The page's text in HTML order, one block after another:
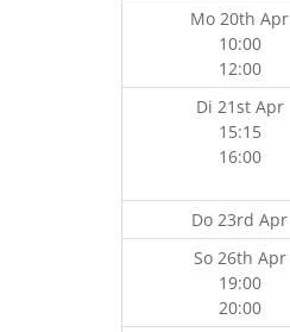
Mo 20th Apr
10:00
12:00
Di 21st Apr
15:15
16:00
Do 23rd Apr
So 26th Apr
19:00
20:00